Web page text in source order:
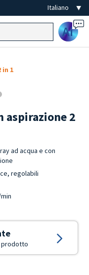
Ai
in 1
aspirazione 2
ad acqua e con
regolabili
prodotto